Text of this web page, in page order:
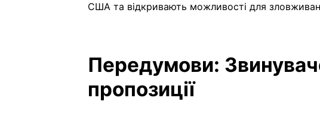
США та відкривають можливості для
Передумови:
пропозиції